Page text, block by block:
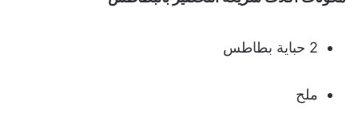
2 حباية بطاطس
ملح